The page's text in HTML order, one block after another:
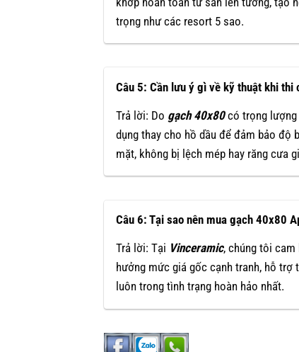
trọng như các resort 5 sao.
Câu 5: Cần lưu ý gì về kỹ thuật khi
Trả lời: Do gạch 40x80có trọng lượng
dụng thay cho hồ dầu để đảm bảo độ
mặt, không bị lệch mép hay răng cưa
Câu 6: Tại sao nên mua gạch 40x80
Trả lời: Tại Vinceramic, chúng tôi cam
hưởng mức giá gốc cạnh tranh, hỗ trợ
luôn trong tình trạng hoàn hảo nhất.